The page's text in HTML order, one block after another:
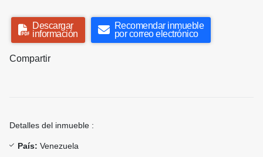
Descargar
información
Recomendar inmueble
por correo electrónico
Compartir
Detalles del inmueble :
País: Venezuela